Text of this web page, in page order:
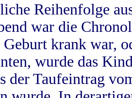
Reihenfolge
war die
Geburt krank war,
wurde das
der Taufeintrag